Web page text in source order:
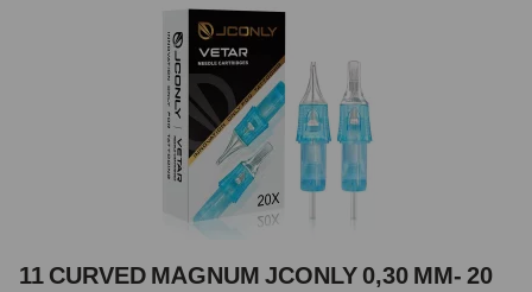
11 CURVED MAGNUM JCONLY 0,30 MM- 20